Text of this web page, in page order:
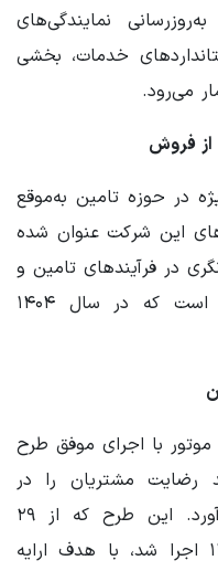
نمایندگی‌های
خدمات، بخشی
می‌رود.
فروش
در حوزه تامین به‌موقع
این شرکت عنوان شده
در فرآیندهای تامین و
توزیع قطعات از جمله اقداماتی است که در سال ۱۴۰۴
موتور با اجرای موفق طرح
توانست ۹۳ درصد رضایت مشتریان را در
تعطیلات نوروزی ۱۴۰۴ به‌دست آورد. این طرح که از ۲۹
اسفند ۱۴۰۳ تا ۱۵ فروردین ۱۴۰۴ اجرا شد، با هدف ارایه